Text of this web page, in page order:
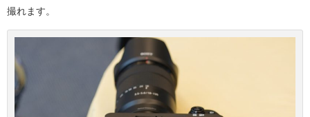
撮れます。